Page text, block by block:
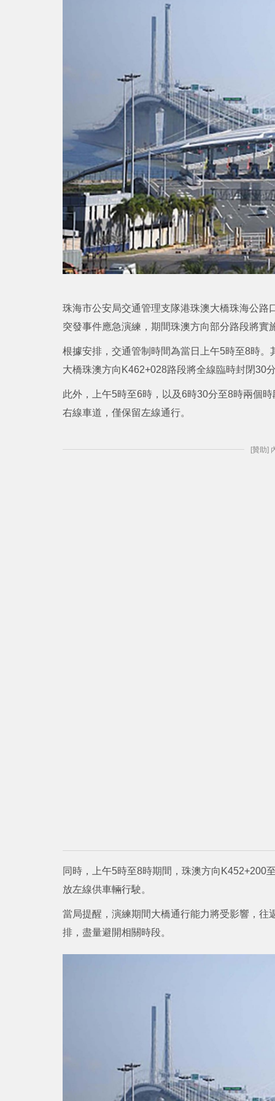
珠海市公安局交通管理支隊港珠澳大橋珠海公
突發事件應急演練，期間珠澳方向部分路段將
根據安排，交通管制時間為當日上午5時至8時
大橋珠澳方向K462+028路段將全線臨時封閉30
此外，上午5時至6時，以及6時30分至8時兩個
右線車道，僅保留左線通行。
[贊助]
同時，上午5時至8時期間，珠澳方向K452+200
放左線供車輛行駛。
當局提醒，演練期間大橋通行能力將受影響，
排，盡量避開相關時段。